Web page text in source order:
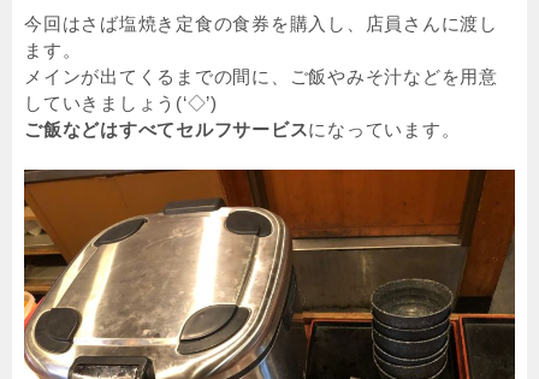
今回はさば塩焼き定食の食券を購入し、店員さんに渡し
ます。
メインが出てくるまでの間に、ご飯やみそ汁などを用意
していきましょう(‘◇’)ゞ
ご飯などはすべてセルフサービスになっています。